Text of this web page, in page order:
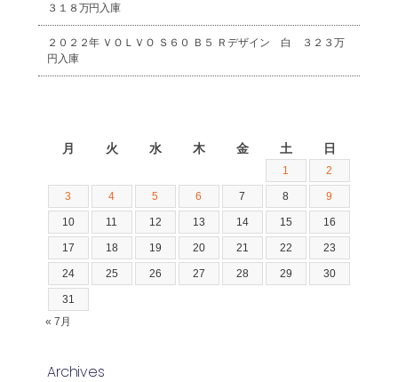
３１８万円入庫
２０２２年 ＶＯＬＶＯ Ｓ６０ Ｂ５ Ｒデザイン 白 ３２３万
円入庫
月 火 水 木 金 土 日
1 2
3 4 5 6 7 8 9
10 11 12 13 14 15 16
17 18 19 20 21 22 23
24 25 26 27 28 29 30
31
« 7月
Archives